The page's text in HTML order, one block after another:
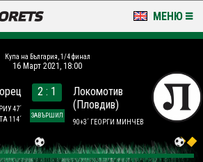
МЕНЮ
Купа на България, 1/4 финал
16 Март 2021, 18:00
47´
114´
2 : 1
ЗАВЪРШИЛ
Локомотив
(Пловдив)
90+3´ ГЕОРГИ МИНЧЕВ